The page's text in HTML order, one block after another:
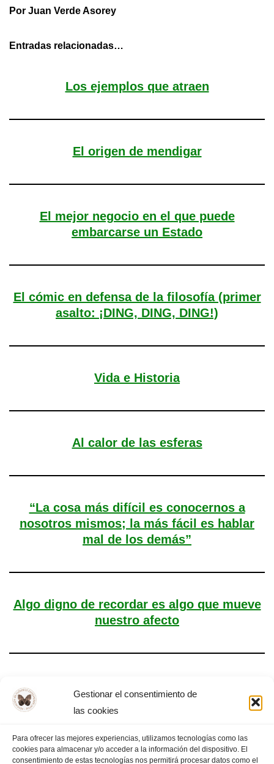
Gestionar el consentimiento de
las cookies
Para ofrecer las mejores experiencias, utilizamos tecnologías como las
cookies para almacenar y/o acceder a la información del dispositivo. El
consentimiento de estas tecnologías nos permitirá procesar datos como el
Por Juan Verde Asorey
Entradas relacionadas…
Los ejemplos que atraen
El origen de mendigar
El mejor negocio en el que puede
embarcarse un Estado
El cómic en defensa de la filosofía (primer
asalto: ¡DING, DING, DING!)
Vida e Historia
Al calor de las esferas
“La cosa más difícil es conocernos a
nosotros mismos; la más fácil es hablar
mal de los demás”
Algo digno de recordar es algo que mueve
nuestro afecto
El positivismo y la ley de los tres estados